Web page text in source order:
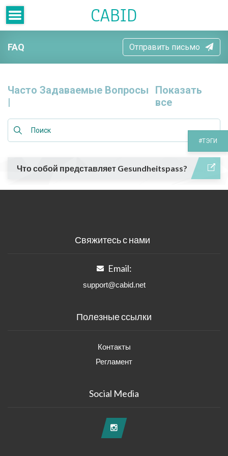
CABID
FAQ Отправить письмо
Часто Задаваемые Вопросы
|
Показать
все
Что собой представляет Gesundheitspass?
#ТЭГИ
Свяжитесь с нами
Email:
support@cabid.net
Полезные ссылки
Контакты
Регламент
Social Media